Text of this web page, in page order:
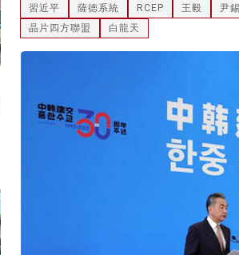
習近平 薩德系統 RCEP 王毅 尹
晶片四方聯盟
白龍天